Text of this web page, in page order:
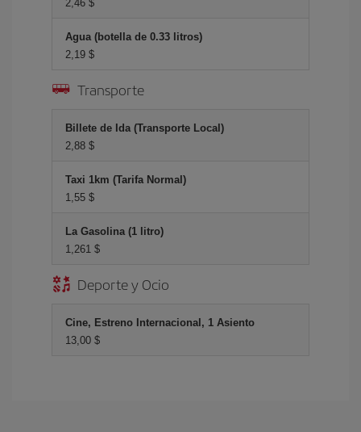
2,46 $
Agua (botella de 0.33 litros)
2,19 $
Transporte
Billete de Ida (Transporte Local)
2,88 $
Taxi 1km (Tarifa Normal)
1,55 $
La Gasolina (1 litro)
1,261 $
Deporte y Ocio
Cine, Estreno Internacional, 1 Asiento
13,00 $